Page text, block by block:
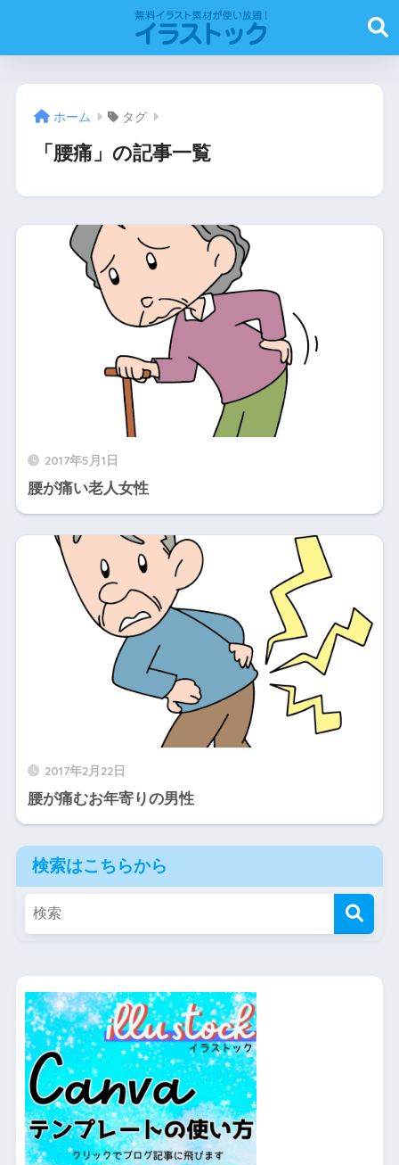
ホーム タグ
「腰痛」の記事一覧
2017年5月1日
腰が痛い老人女性
2017年2月22日
腰が痛むお年寄りの男性
検索はこちらから